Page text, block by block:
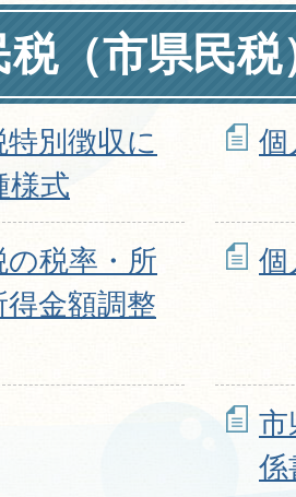
（市県民税
別徴収に
様式
個
税率・所
金額調整
個
市
係